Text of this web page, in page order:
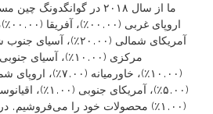
ما از سال ۲۰۱۸ در